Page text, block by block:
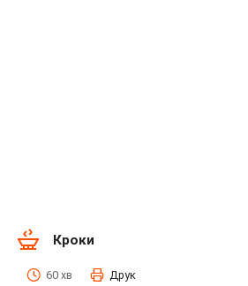
Кроки
60 хв Друк